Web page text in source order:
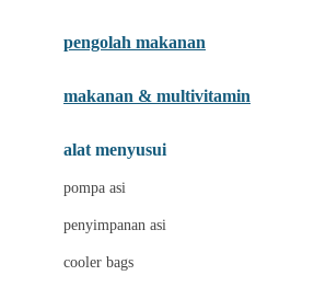
Joolz
pengolah makanan
makanan & multivitamin
alat menyusui
pompa asi
penyimpanan asi
cooler bags